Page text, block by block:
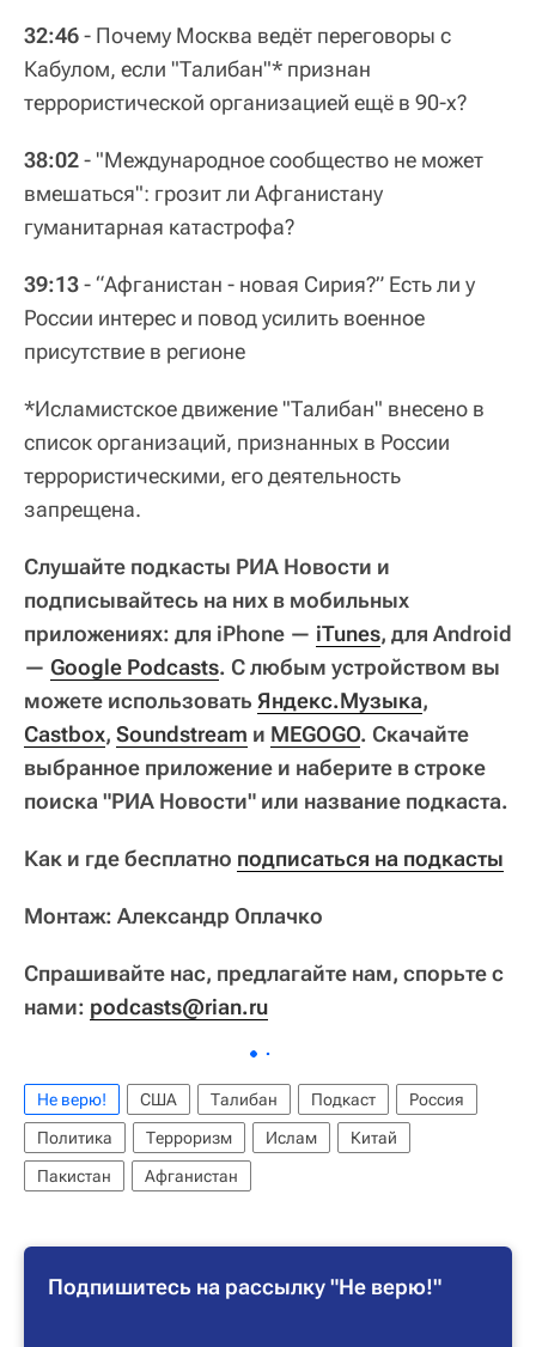
32:46- Почему Москва ведёт переговоры с
Кабулом, если "Талибан"* признан
террористической организацией ещё в 90-х?
38:02- "Международное сообщество не может
вмешаться": грозит ли Афганистану
гуманитарная катастрофа?
39:13- “Афганистан - новая Сирия?” Есть ли у
России интерес и повод усилить военное
присутствие в регионе
*Исламистское движение "Талибан" внесено в
список организаций, признанных в России
террористическими, его деятельность
запрещена.
Слушайте подкасты РИА Новости и
подписывайтесь на них в мобильных
приложениях: для iPhone — iTunes, для Android
— Google Podcasts. С любым устройством вы
можете использовать Яндекс.Музыка,
Castbox, Soundstream и MEGOGO. Скачайте
выбранное приложение и наберите в строке
поиска "РИА Новости" или название подкаста.
Как и где бесплатно подписаться на подкасты
Монтаж: Александр Оплачко
Спрашивайте нас, предлагайте нам, спорьте с
нами: podcasts@rian.ru
Не верю! США Талибан Подкаст
Россия
Политика
Терроризм Ислам
Китай
Пакистан
Афганистан
Подпишитесь на рассылку "Не верю!"